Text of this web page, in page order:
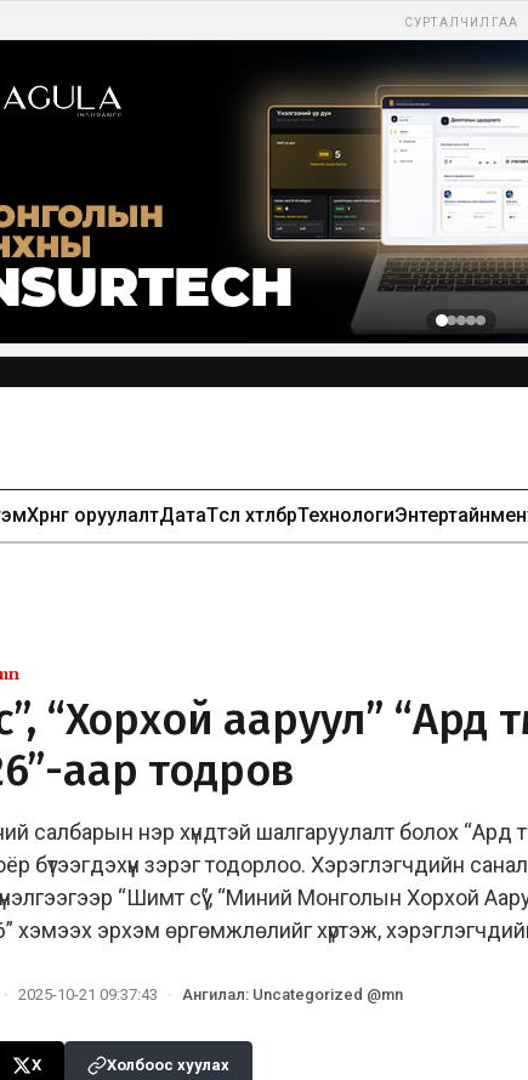
СУРТАЛЧИЛГАА
Хөрөнгө оруулалтДатаТөсөл хөтөлбөрТехнологи
“Хорхой ааруул” “Ард
аар тодров
салбарын нэр хүндтэй шалгаруулалт болох “Ард
бүтээгдэхүүн зэрэг тодорлоо. Хэрэглэгчдийн
“Шимт сүү”, “Миний Монголын Хорхой
хэмээх эрхэм өргөмжлөлийг хүртэж,
· 2025-10-21 09:37:43 · Ангилал: Uncategorized @mn
X Холбоос хуулах